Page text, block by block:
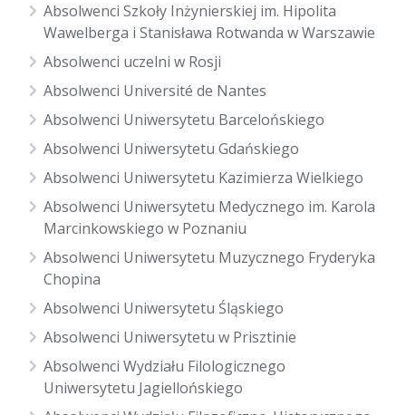
Absolwenci Szkoły Inżynierskiej im. Hipolita
Wawelberga i Stanisława Rotwanda w Warszawie
Absolwenci uczelni w Rosji
Absolwenci Université de Nantes
Absolwenci Uniwersytetu Barcelońskiego
Absolwenci Uniwersytetu Gdańskiego
Absolwenci Uniwersytetu Kazimierza Wielkiego
Absolwenci Uniwersytetu Medycznego im. Karola
Marcinkowskiego w Poznaniu
Absolwenci Uniwersytetu Muzycznego Fryderyka
Chopina
Absolwenci Uniwersytetu Śląskiego
Absolwenci Uniwersytetu w Prisztinie
Absolwenci Wydziału Filologicznego
Uniwersytetu Jagiellońskiego